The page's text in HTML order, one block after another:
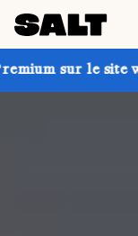
web ! 🔥 Clique